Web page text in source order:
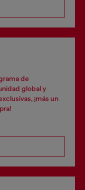
de
global y
¡más un